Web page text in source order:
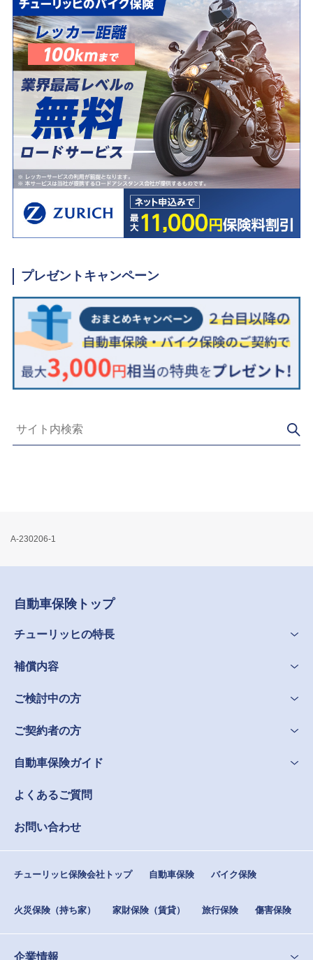
プレゼントキャンペーン
A-230206-1
自動車保険トップ
チューリッヒの特長
補償内容
ご検討中の方
ご契約者の方
自動車保険ガイド
よくあるご質問
お問い合わせ
チューリッヒ保険会社トップ 自動車保険 バイク保険
火災保険（持ち家） 家財保険（賃貸） 旅行保険 傷害保険
企業情報